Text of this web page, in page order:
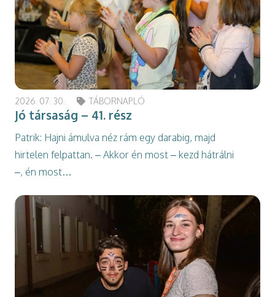
2026. 07. 30. TÁBORNAPLÓ
Jó társaság – 41. rész
Patrik: Hajni ámulva néz rám egy darabig, majd
hirtelen felpattan. – Akkor én most – kezd hátrálni
–, én most…